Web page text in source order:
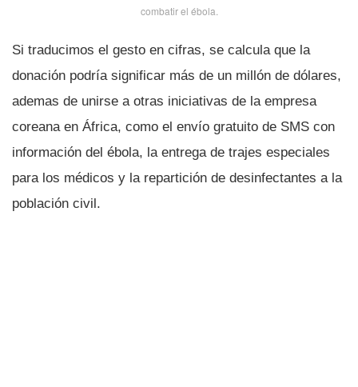
combatir el ébola.
Si traducimos el gesto en cifras, se calcula que la
donación podrí­a significar más de un millón de dólares,
ademas de unirse a otras iniciativas de la empresa
coreana en África, como el enví­o gratuito de SMS con
información del ébola, la entrega de trajes especiales
para los médicos y la repartición de desinfectantes a la
población civil.